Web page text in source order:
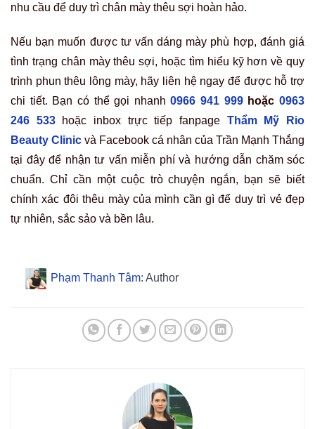
nhu cầu để duy trì chân mày thêu sợi hoàn hảo.
Nếu bạn muốn được tư vấn dáng mày phù hợp, đánh giá
tình trạng chân mày thêu sợi, hoặc tìm hiểu kỹ hơn về quy
trình phun thêu lông mày, hãy liên hệ ngay để được hỗ trợ
chi tiết. Bạn có thể gọi nhanh0966 941 999hoặc0963
246 533hoặc inbox trực tiếp fanpage Thẩm Mỹ Rio
Beauty Clinic và Facebook cá nhân của Trần Mạnh Thắng
tại đây để nhận tư vấn miễn phí và hướng dẫn chăm sóc
chuẩn. Chỉ cần một cuộc trò chuyện ngắn, bạn sẽ biết
chính xác đôi thêu mày của mình cần gì để duy trì vẻ đẹp
tự nhiên, sắc sảo và bền lâu.
Phạm Thanh Tâm: Author